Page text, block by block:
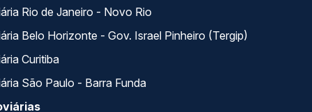
Rio de Janeiro - Novo Rio
Belo Horizonte - Gov. Israel Pinheiro (Tergip)
Curitiba
São Paulo - Barra Funda